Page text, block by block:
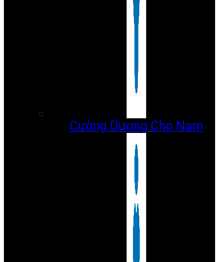
Cường Dương Cho Nam